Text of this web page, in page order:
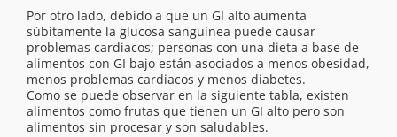
Por otro lado, debido a que un GI alto aumenta
súbitamente la glucosa sanguínea puede causar
problemas cardiacos; personas con una dieta a base de
alimentos con GI bajo están asociados a menos obesidad,
menos problemas cardiacos y menos diabetes.
Como se puede observar en la siguiente tabla, existen
alimentos como frutas que tienen un GI alto pero son
alimentos sin procesar y son saludables.